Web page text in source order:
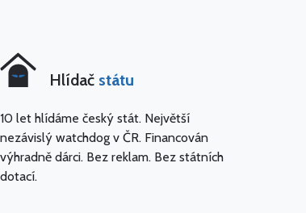
Hlídač státu
10 let hlídáme český stát. Největší
nezávislý watchdog v ČR. Financován
výhradně dárci. Bez reklam. Bez státních
dotací.